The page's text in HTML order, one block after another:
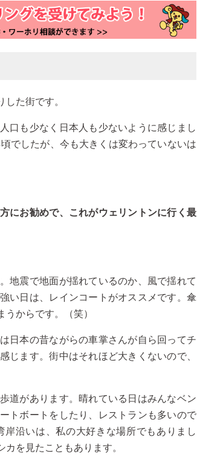
た街です。
口も少なく日本人も少ないように感じまし
でしたが、今も大きくは変わっていないは
にお勧めで、これがウェリントンに行く最
地震で地面が揺れているのか、風で揺れて
い日は、レインコートがオススメです。傘
からです。（笑）
日本の昔ながらの車掌さんが自ら回ってチ
じます。街中はそれほど大きくないので、
道があります。晴れている日はみんなベン
トボートをしたり、レストランも多いので
沿いは、私の大好きな場所でもありまし
を見たこともあります。